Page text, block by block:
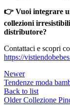
👉 Vuoi integrare
collezioni
distributore?
Contattaci e scopri
https://
Newer
Tendenze moda
Back to list
Older Collezione